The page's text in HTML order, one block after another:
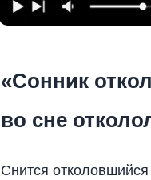
«Сонник
во сне
Снится